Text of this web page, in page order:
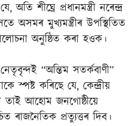
শীঘ্ৰে প্ৰধানমন্ত্ৰী নৰেন্দ্ৰ
অসমৰ মুখ্যমন্ত্ৰীৰ উপস্থিতিত
অনুষ্ঠিত কৰা হওক।
“অন্তিম সতৰ্কবাণী”
স্পষ্ট কৰিছে যে, কেন্দ্ৰীয়
তাই আহোম জনগোষ্ঠীয়ে
ৰাজনৈতিক প্ৰত্যুত্তৰ দিব।